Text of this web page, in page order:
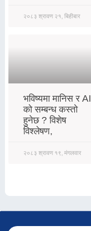
२०८३ श्रावण २१, बिहीबार
भविष्यमा मानिस र AI
को सम्बन्ध कस्तो
हुनेछ ? विशेष
विश्लेषण,
२०८३ श्रावण १९, मंगलवार